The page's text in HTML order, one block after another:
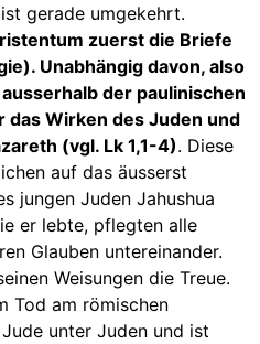
gerade umgekehrt.
zuerst die Briefe
Unabhängig davon, also
der paulinischen
das Wirken des Juden und
(vgl. Lk 1,1-4). Diese
auf das äusserst
jungen Juden Jahushua
er lebte, pflegten alle
Glauben untereinander.
Weisungen die Treue.
Tod am römischen
unter Juden und ist